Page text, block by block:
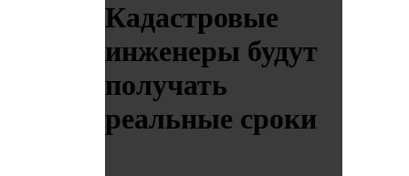
Кадастровые
инженеры будут
получать
реальные сроки